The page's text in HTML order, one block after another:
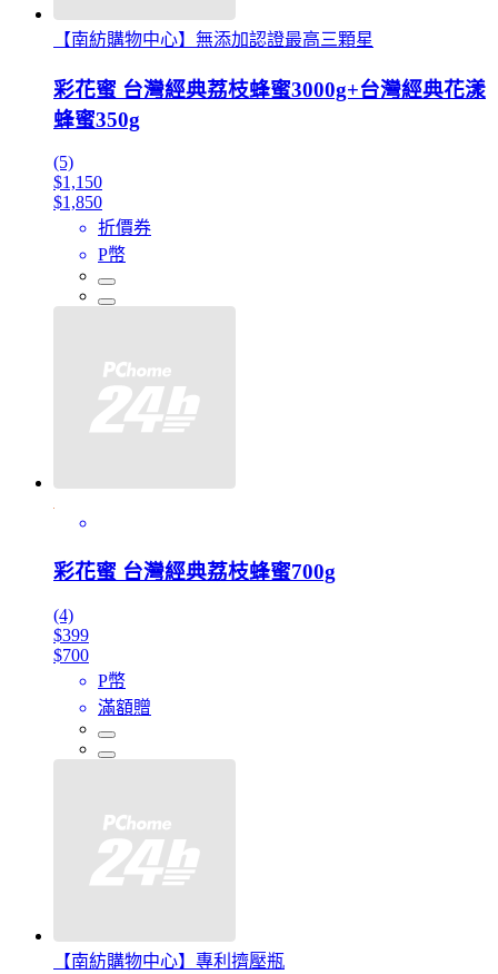
【南紡購物中心】無添加認證最高三顆星
彩花蜜 台灣經典荔枝蜂蜜3000g+台灣經典花漾
蜂蜜350g
(5)
$1,150
$1,850
折價券
P幣
彩花蜜 台灣經典荔枝蜂蜜700g
(4)
$399
$700
P幣
滿額贈
【南紡購物中心】專利擠壓瓶